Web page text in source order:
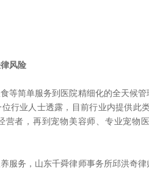
风险
简单服务到医院精细化的全天候管
位行业人士透露，目前行业内提供此
营者，再到宠物美容师、专业宠物
务，山东千舜律师事务所邱洪奇律